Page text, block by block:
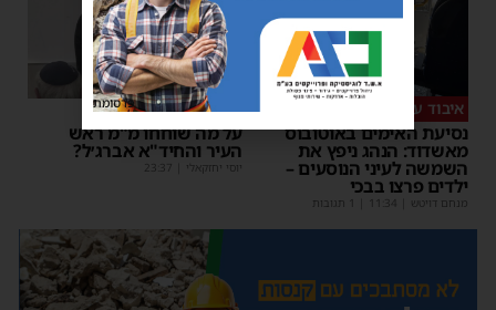
איבוד עשתונות
נסיעת האימים באוטובוס
מאשדוד: הנהג ניפץ את
השמשה לעיני הנוסעים –
ילדים פרצו בבכי
מנחם דויטש 11:34
צפו
על מה שוחחו מ"מ ראש
העיר והחיד"א אברג׳ל?
יוסי יחזקאלי 23:37
פרסומת